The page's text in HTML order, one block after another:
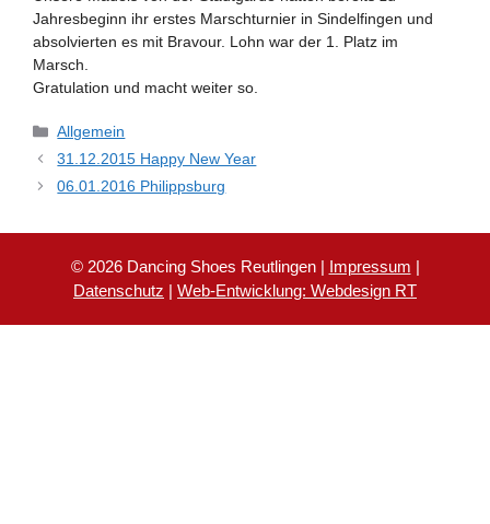
Jahresbeginn ihr erstes Marschturnier in Sindelfingen und
absolvierten es mit Bravour. Lohn war der 1. Platz im
Marsch.
Gratulation und macht weiter so.
Kategorien
Allgemein
31.12.2015 Happy New Year
06.01.2016 Philippsburg
© 2026 Dancing Shoes Reutlingen | Impressum |
Datenschutz | Web-Entwicklung: Webdesign RT